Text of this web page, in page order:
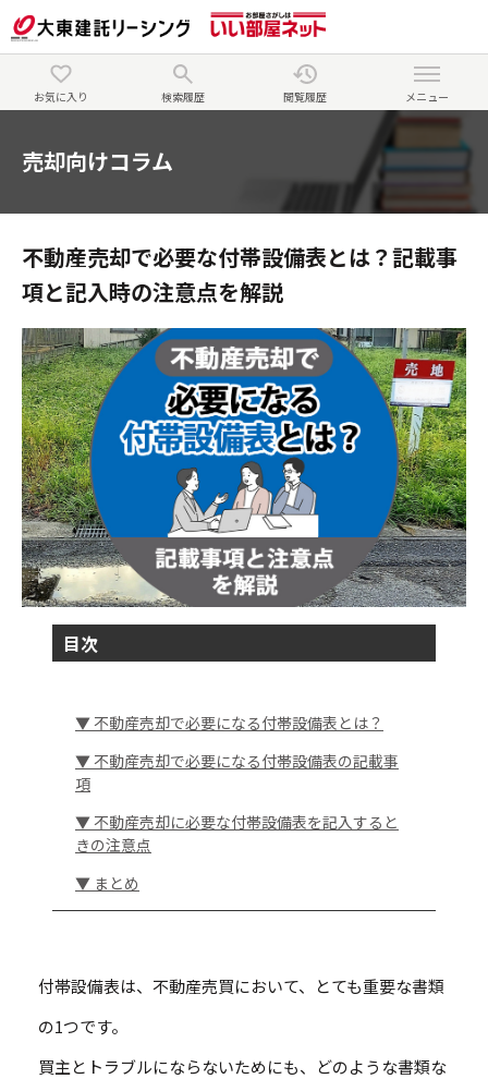
お気に入り 検索履歴 閲覧履歴 メニュー
売却向けコラム
不動産売却で必要な付帯設備表とは？記載事
項と記入時の注意点を解説
目次
▼ 不動産売却で必要になる付帯設備表とは？
▼ 不動産売却で必要になる付帯設備表の記載事
項
▼ 不動産売却に必要な付帯設備表を記入すると
きの注意点
▼ まとめ
付帯設備表は、不動産売買において、とても重要な書類
の1つです。
買主とトラブルにならないためにも、どのような書類な